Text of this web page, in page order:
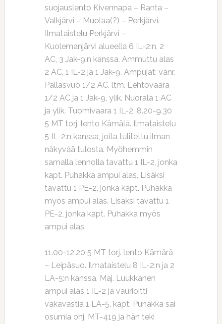
suojauslento Kivennapa – Ranta –
Valkjärvi – Muolaa(?) – Perkjärvi.
Ilmataistelu Perkjärvi –
Kuolemanjärvi alueella 6 IL-2:n, 2
AC, 3 Jak-9:n kanssa. Ammuttu alas
2 AC, 1 IL-2 ja 1 Jak-9. Ampujat: vänr.
Pallasvuo 1/2 AC, ltm. Lehtovaara
1/2 AC ja 1 Jak-9, ylik. Nuorala 1 AC
ja ylik. Tuomivaara 1 IL-2. 8.20-9.30
5 MT torj. lento Kämälä. Ilmataistelu
5 IL-2:n kanssa, joita tulitettu ilman
näkyvää tulosta. Myöhemmin
samalla lennolla tavattu 1 IL-2, jonka
kapt. Puhakka ampui alas. Lisäksi
tavattu 1 PE-2, jonka kapt. Puhakka
myös ampui alas. Lisäksi tavattu 1
PE-2, jonka kapt. Puhakka myös
ampui alas.
11.00-12.20 5 MT torj. lento Kämärä
– Leipäsuo. Ilmataistelu 8 IL-2:n ja 2
LA-5:n kanssa. Maj. Luukkanen
ampui alas 1 IL-2 ja vaurioitti
vakavastia 1 LA-5, kapt. Puhakka sai
osumia ohj. MT-419 ja hän teki